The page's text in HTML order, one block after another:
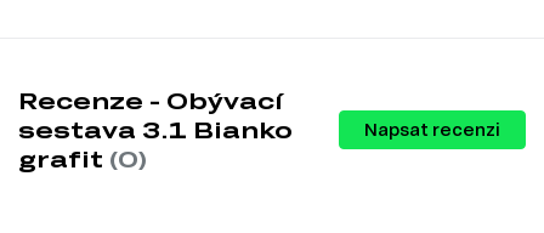
Šatník 2D (sklo) Bianko grafit, 1 ks – 80.00 cm x 185.00 cm x 40.00
Informace o sérii nábytku
Recenze - Obývací
sestava 3.1 Bianko
grafit (0)
Napsat recenzi